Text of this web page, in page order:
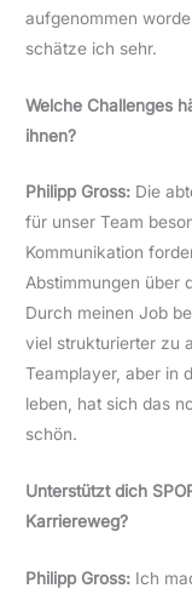
aufgenommen
schätze ich sehr.
Welche Challenges
ihnen?
Philipp Gross: Die
für unser Team
Kommunikation
Abstimmungen über
Durch meinen Job
viel strukturierter zu
Teamplayer, aber in
leben, hat sich das
schön.
Unterstützt dich
Karriereweg?
Philipp Gross: Ich